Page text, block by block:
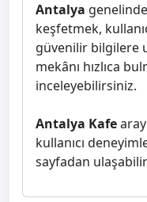
Antalya
keşfetmek,
güvenilir bilgilere
mekânı hızlıca
inceleyebilirsiniz.
Antalya Kafe
kullanıcı
sayfadan